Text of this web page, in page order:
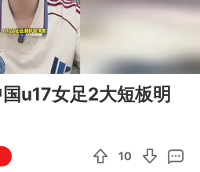
01:03
u17女足2大短板明
10